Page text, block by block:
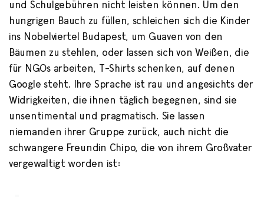
und Schulgebühren nicht leisten können. Um den
hungrigen Bauch zu füllen, schleichen sich die Kinder
ins Nobelviertel Budapest, um Guaven von den
Bäumen zu stehlen, oder lassen sich von Weißen, die
für NGOs arbeiten, T-Shirts schenken, auf denen
Google steht. Ihre Sprache ist rau und angesichts der
Widrigkeiten, die ihnen täglich begegnen, sind sie
unsentimental und pragmatisch. Sie lassen
niemanden ihrer Gruppe zurück, auch nicht die
schwangere Freundin Chipo, die von ihrem Großvater
vergewaltigt worden ist: